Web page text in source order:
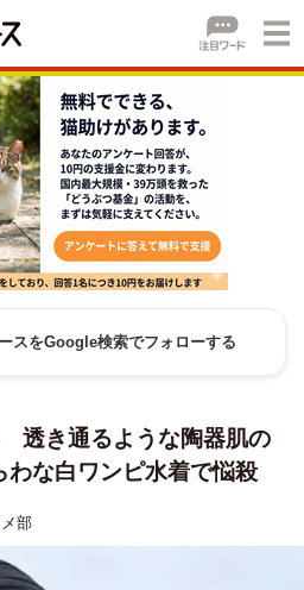
スをGoogle検索でフォローする
透き通るような陶器肌の
な白ワンピ水着で悩殺
部